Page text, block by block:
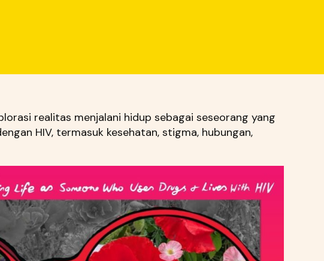
realitas menjalani hidup sebagai seseorang yang
HIV, termasuk kesehatan, stigma, hubungan,